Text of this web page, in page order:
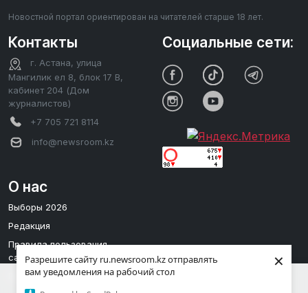
Разрешите сайту ru.newsroom.kz отправлять
вам уведомления на рабочий стол
×
Новостной портал ориентирован на читателей старше 18 лет.
Контакты
г. Астана, улица
Мангилик ел 8, блок 17 В,
кабинет 204 (Дом
журналистов)
+7 705 721 8114
info@newsroom.kz
О нас
Выборы 2026
Редакция
Правила пользования
сайтом
Редакционная политика
Социальные сети: